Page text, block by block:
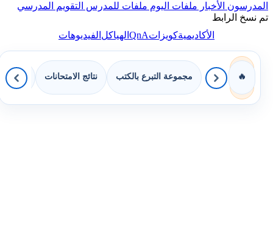
المدرسون الأخبار ملفات اليوم ملفات للمدرس التقويم المدرسي
تم نسخ الرابط
الأكاديميةكويزاتQnAالهياكل الفيديوهات
🔥 مجموعة التبرع بالكتب نتائج الامتحانات